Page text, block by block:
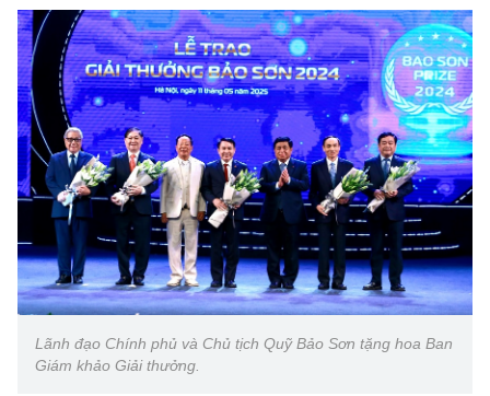
Lãnh đạo Chính phủ và Chủ tịch Quỹ Bảo Sơn tặng hoa Ban
Giám khảo Giải thưởng.